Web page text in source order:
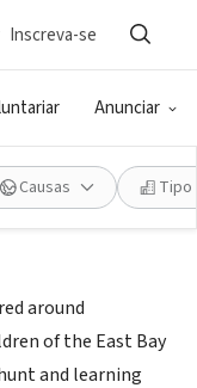
Anunciar
Inscreva-se
Causas Tipo
around
of the East Bay
and learning